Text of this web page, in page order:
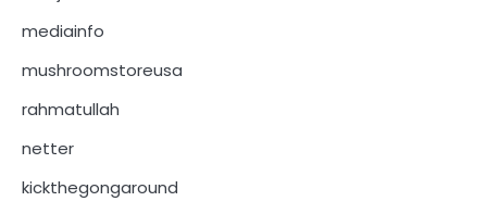
mediainfo
mushroomstoreusa
rahmatullah
netter
kickthegongaround